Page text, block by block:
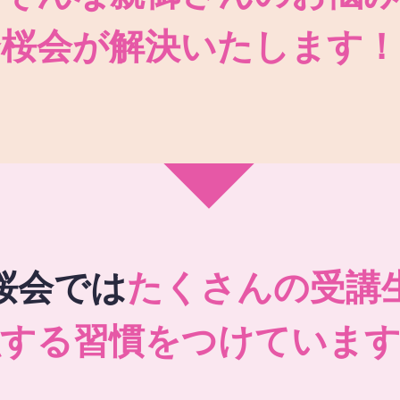
会が解決いたします！
会ではたくさんの受講
る習慣をつけています